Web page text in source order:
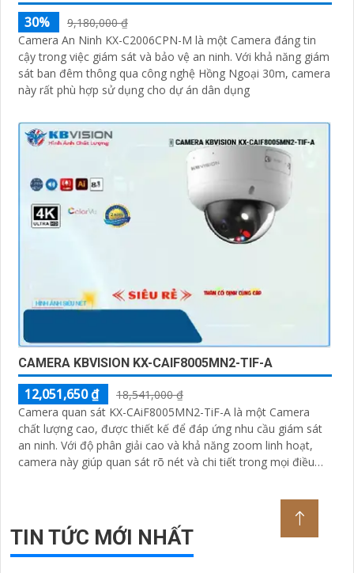
30%
9,180,000 ₫
Camera An Ninh KX-C2006CPN-M là một Camera đáng tin
cậy trong việc giám sát và bảo vệ an ninh. Với khả năng giám
sát ban đêm thông qua công nghệ Hồng Ngoại 30m, camera
này rất phù hợp sử dụng cho dự án dân dụng
CAMERA KBVISION KX-CAIF8005MN2-TIF-A
12,051,650 ₫
18,541,000 ₫
Camera quan sát KX-CAiF8005MN2-TiF-A là một Camera
chất lượng cao, được thiết kế để đáp ứng nhu cầu giám sát
an ninh. Với độ phân giải cao và khả năng zoom linh hoạt,
camera này giúp quan sát rõ nét và chi tiết trong mọi điều
TIN TỨC MỚI NHẤT